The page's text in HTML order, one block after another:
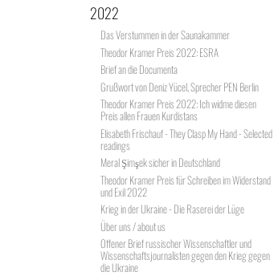
2022
Das Verstummen in der Saunakammer
Theodor Kramer Preis 2022: ESRA
Brief an die Documenta
Grußwort von Deniz Yücel, Sprecher PEN Berlin
Theodor Kramer Preis 2022: Ich widme diesen
Preis allen Frauen Kurdistans
Elisabeth Frischauf - They Clasp My Hand - Selected
readings
Meral Şimşek sicher in Deutschland
Theodor Kramer Preis für Schreiben im Widerstand
und Exil 2022
Krieg in der Ukraine - Die Raserei der Lüge
Über uns / about us
Offener Brief russischer Wissenschaftler und
Wissenschaftsjournalisten gegen den Krieg gegen
die Ukraine